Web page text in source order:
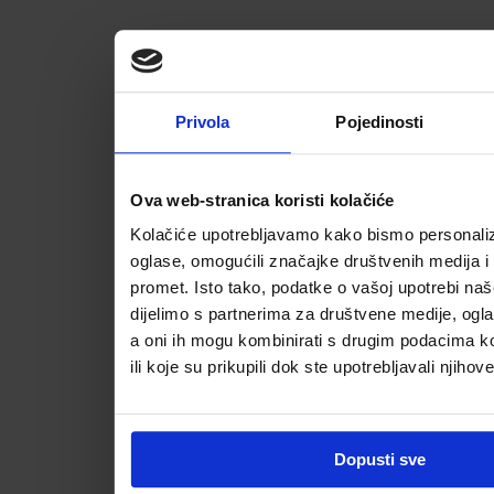
Privola Pojedinosti
Ova web-stranica koristi kolačiće
Kolačiće upotrebljavamo kako bismo
oglase, omogućili značajke društvenih medija i
promet. Isto tako, podatke o vašoj upotrebi
dijelimo s partnerima za društvene medije,
a oni ih mogu kombinirati s drugim podacima
ili koje su prikupili dok ste upotrebljavali
Dopusti sve